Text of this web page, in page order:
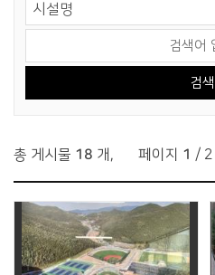
총 게시물 18 개 , 페이지 1 / 2